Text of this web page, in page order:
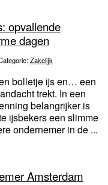
opvallende
dagen
Zakelijk
bolletje ijs en… een
trekt. In een
belangrijker is
ijsbekers een slimme
ondernemer in de ...
Amsterdam